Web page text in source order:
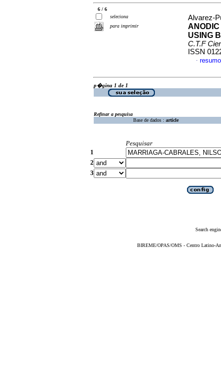
6 / 6
seleciona
para imprimir
Alvarez-
USING
C.T.F
ISSN
·
p�gina 1 de 1
Refinar a pesquisa
Base de dados : article
Pesquisar
1
2
3
Search
BIREME/OPAS/OMS - Centro Latino-